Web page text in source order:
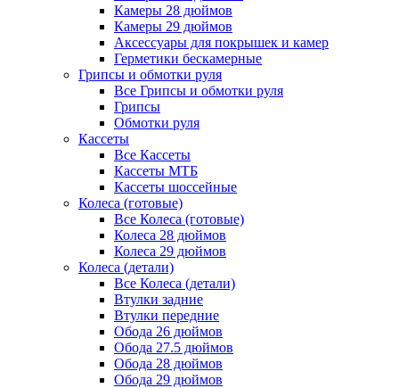
Камеры 28 дюймов
Камеры 29 дюймов
Аксессуары для покрышек и камер
Герметики бескамерные
Грипсы и обмотки руля
Все Грипсы и обмотки руля
Грипсы
Обмотки руля
Кассеты
Все Кассеты
Кассеты МТБ
Кассеты шоссейные
Колеса (готовые)
Все Колеса (готовые)
Колеса 28 дюймов
Колеса 29 дюймов
Колеса (детали)
Все Колеса (детали)
Втулки задние
Втулки передние
Обода 26 дюймов
Обода 27.5 дюймов
Обода 28 дюймов
Обода 29 дюймов